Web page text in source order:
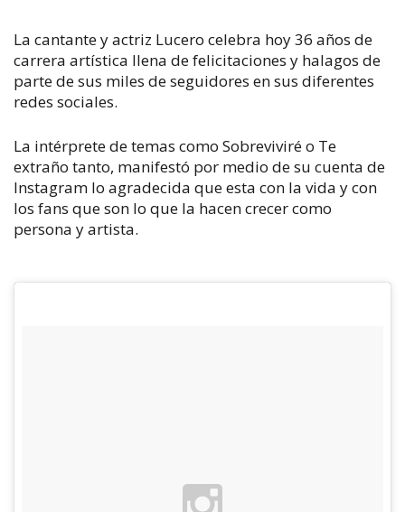
La cantante y actriz Lucero celebra hoy 36 años de
carrera artística llena de felicitaciones y halagos de
parte de sus miles de seguidores en sus diferentes
redes sociales.
La intérprete de temas como Sobreviviréo Te
extraño tanto, manifestó por medio de su cuenta de
Instagram lo agradecida que esta con la vida y con
los fans que son lo que la hacen crecer como
persona y artista.